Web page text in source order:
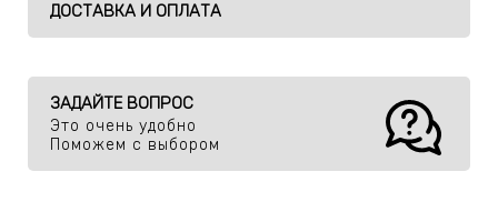
ДОСТАВКА И ОПЛАТА
ЗАДАЙТЕ ВОПРОС
Это очень удобно
Поможем с выбором